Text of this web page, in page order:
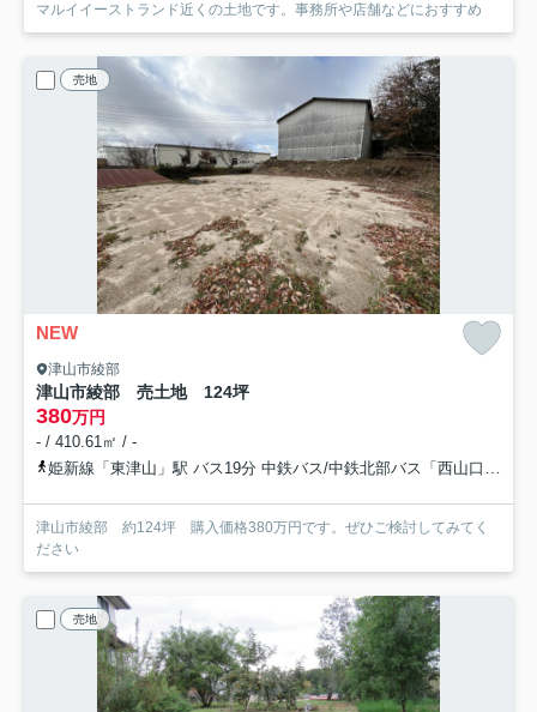
マルイイーストランド近くの土地です。事務所や店舗などにおすすめ
売地
NEW
津山市綾部
津山市綾部 売土地 124坪
380万円
- / 410.61㎡ / -
姫新線「東津山」駅 バス19分 中鉄バス/中鉄北部バス「西山口（岡山県）」 停歩5分
津山市綾部 約124坪 購入価格380万円です。ぜひご検討してみてく
ださい
売地